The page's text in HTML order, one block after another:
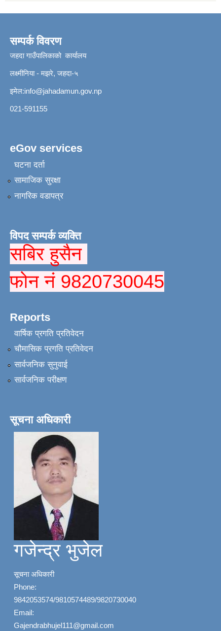
सम्पर्क विवरण
जहदा गाउँपालिकाको कार्यालय
लक्ष्मीनिया - मझरे, जहदा-५
इमेल:info@jahadamun.gov.np
021-591155
eGov services
घटना दर्ता
सामाजिक सुरक्षा
नागरिक वडापत्र
विपद सम्पर्क व्यक्ति
सबिर हुसैन
फोन नं 9820730045
Reports
वार्षिक प्रगति प्रतिवेदन
चौमासिक प्रगति प्रतिवेदन
सार्वजनिक सुनुवाई
सार्वजनिक परीक्षण
सूचना अधिकारी
गजेन्द्र भुजेल
सूचना अधिकारी
Phone:
9842053574/9810574489/9820730040
Email:
Gajendrabhujel111@gmail.com